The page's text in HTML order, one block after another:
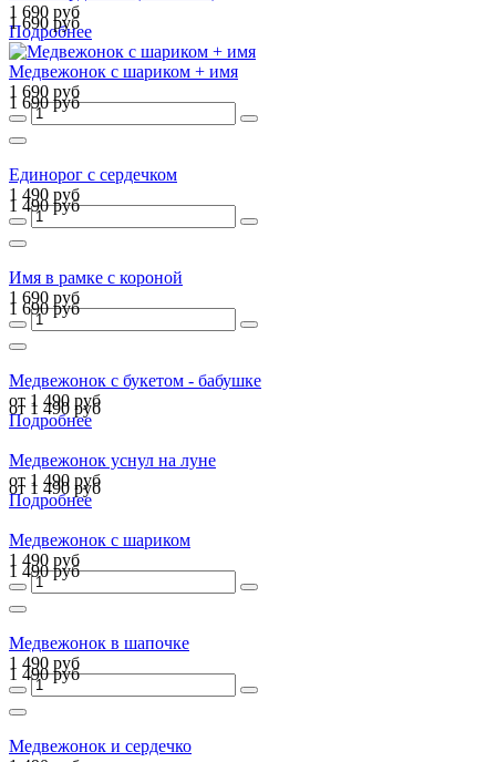
1 690 руб
1 690 руб
Подробнее
Медвежонок с шариком + имя
1 690 руб
1 690 руб
Единорог с сердечком
1 490 руб
1 490 руб
Имя в рамке с короной
1 690 руб
1 690 руб
Медвежонок с букетом - бабушке
от 1 490 руб
от 1 490 руб
Подробнее
Медвежонок уснул на луне
от 1 490 руб
от 1 490 руб
Подробнее
Медвежонок с шариком
1 490 руб
1 490 руб
Медвежонок в шапочке
1 490 руб
1 490 руб
Медвежонок и сердечко